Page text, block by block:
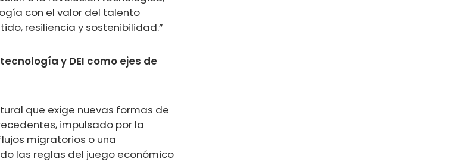
con el valor del talento
resiliencia y sostenibilidad.”
y DEI como ejes de
que exige nuevas formas de
impulsado por la
migratorios o una
las reglas del juego económico